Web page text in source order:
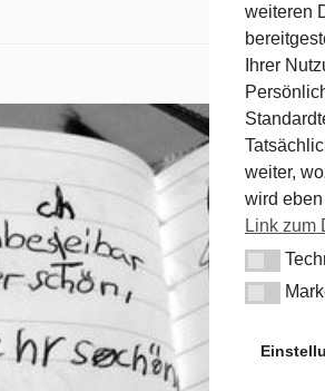
weiteren
Ihrer
weiter,
wird
Link zum
Technical
Marketing